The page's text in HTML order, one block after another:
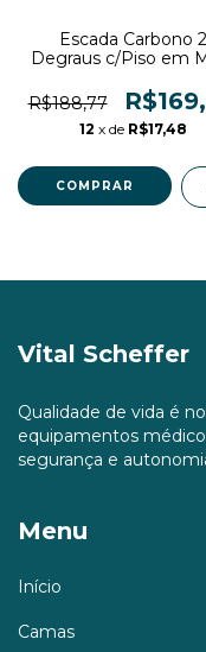
Escada Carbono 2
Degraus c/Piso em
c/Antiderrapante
R$188,77
12 x de R$17,48
Vital Scheffer
Qualidade de vida é
equipamentos
segurança e
Menu
Início
Camas